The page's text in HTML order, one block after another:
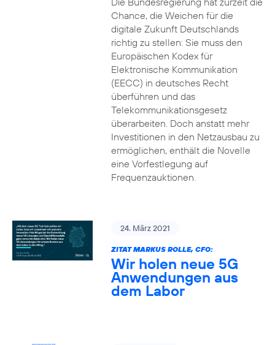
Chance, die Weichen für die
digitale Zukunft Deutschlands
richtig zu stellen: Sie muss den
Europäischen Kodex für
Elektronische Kommunikation
(EECC) in deutsches Recht
überführen und das
Telekommunikationsgesetz
überarbeiten. Doch anstatt mehr
Investitionen in den Netzausbau zu
ermöglichen, enthält die Novelle
eine Vorfestlegung auf
Frequenzauktionen.
24. März 2021
ZITAT MARKUS ROLLE, CFO:
Wir holen neue 5G
Anwendungen aus
dem Labor